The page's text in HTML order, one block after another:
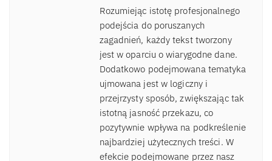
Rozumiejąc istotę profesjonalnego
podejścia do poruszanych
zagadnień, każdy tekst tworzony
jest w oparciu o wiarygodne dane.
Dodatkowo podejmowana tematyka
ujmowana jest w logiczny i
przejrzysty sposób, zwiększając tak
istotną jasność przekazu, co
pozytywnie wpływa na podkreślenie
najbardziej użytecznych treści. W
efekcie podejmowane przez nasz